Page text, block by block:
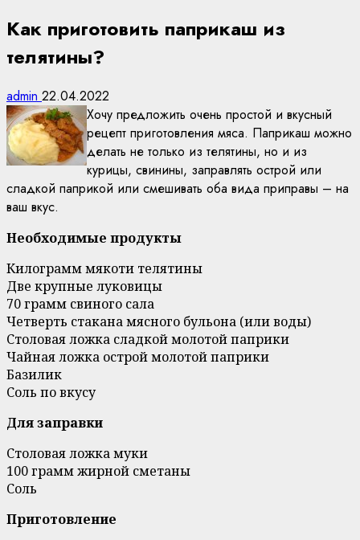
Как приготовить паприкаш из
телятины?
admin 22.04.2022
Хочу предложить очень простой и вкусный
рецепт приготовления мяса. Паприкаш можно
делать не только из телятины, но и из
курицы, свинины, заправлять острой или
сладкой паприкой или смешивать оба вида приправы – на
ваш вкус.
Необходимые продукты
Килограмм мякоти телятины
Две крупные луковицы
70 грамм свиного сала
Четверть стакана мясного бульона (или воды)
Столовая ложка сладкой молотой паприки
Чайная ложка острой молотой паприки
Базилик
Соль по вкусу
Для заправки
Столовая ложка муки
100 грамм жирной сметаны
Соль
Приготовление